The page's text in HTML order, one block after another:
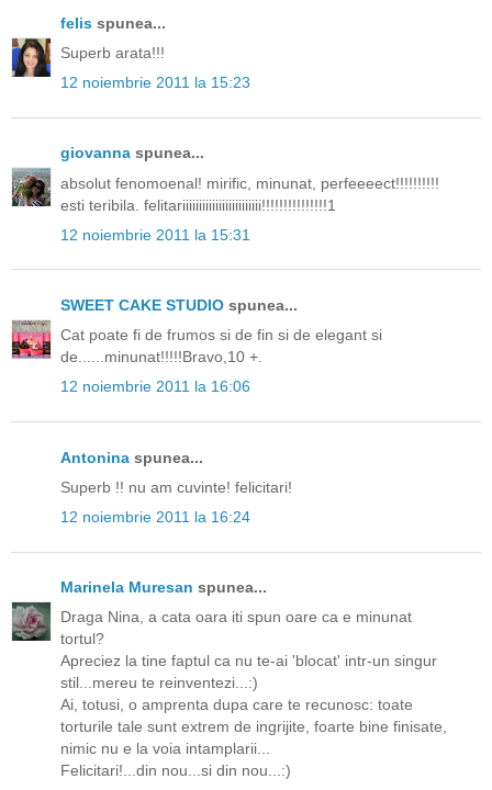
felis spunea...
Superb arata!!!
12 noiembrie 2011 la 15:23
giovanna spunea...
absolut fenomoenal! mirific, minunat, perfeeeect!!!!!!!!!!
esti teribila. felitariiiiiiiiiiiiiiiiiiiiiiii!!!!!!!!!!!!!!!1
12 noiembrie 2011 la 15:31
SWEET CAKE STUDIO spunea...
Cat poate fi de frumos si de fin si de elegant si
de......minunat!!!!!Bravo,10 +.
12 noiembrie 2011 la 16:06
Antonina spunea...
Superb !! nu am cuvinte! felicitari!
12 noiembrie 2011 la 16:24
Marinela Muresan spunea...
Draga Nina, a cata oara iti spun oare ca e minunat
tortul?
Apreciez la tine faptul ca nu te-ai 'blocat' intr-un singur
stil...mereu te reinventezi...:)
Ai, totusi, o amprenta dupa care te recunosc: toate
torturile tale sunt extrem de ingrijite, foarte bine finisate,
nimic nu e la voia intamplarii...
Felicitari!...din nou...si din nou...:)